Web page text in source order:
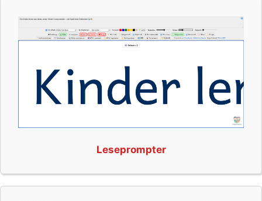
Leseprompter